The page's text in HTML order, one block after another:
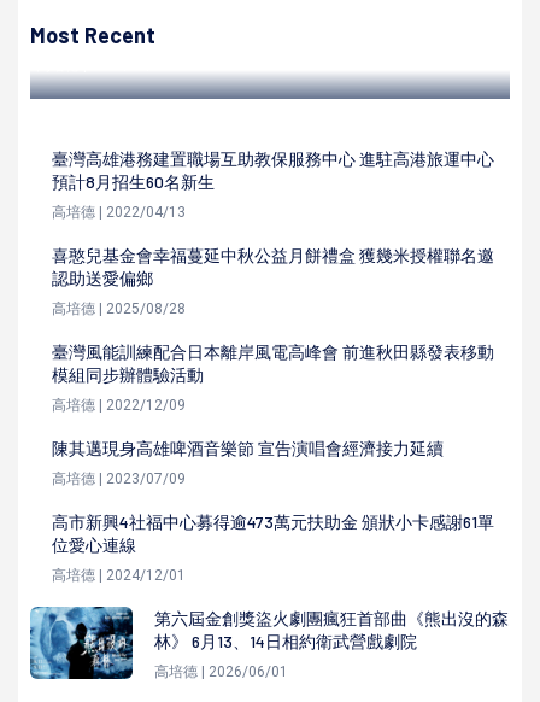
Most Recent
認助嘉惠弱勢兒少長輩
臺灣高雄港務建置職場互助教保服務中心 進駐高港旅運中心
預計8月招生60名新生
高培德 | 2022/04/13
喜憨兒基金會幸福蔓延中秋公益月餅禮盒 獲幾米授權聯名邀
認助送愛偏鄉
高培德 | 2025/08/28
臺灣風能訓練配合日本離岸風電高峰會 前進秋田縣發表移動
模組同步辦體驗活動
高培德 | 2022/12/09
陳其邁現身高雄啤酒音樂節 宣告演唱會經濟接力延續
高培德 | 2023/07/09
高市新興4社福中心募得逾473萬元扶助金 頒狀小卡感謝61單
位愛心連線
高培德 | 2024/12/01
第六屆金創獎盜火劇團瘋狂首部曲《熊出沒的森
林》 6月13、14日相約衛武營戲劇院
高培德 | 2026/06/01